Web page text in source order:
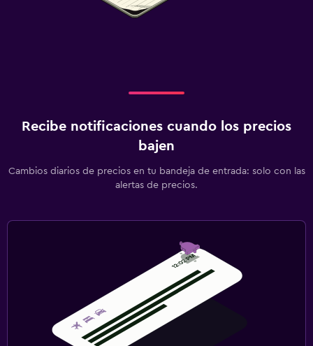
Recibe notificaciones cuando los precios
bajen
Cambios diarios de precios en tu bandeja de entrada: solo con las
alertas de precios.